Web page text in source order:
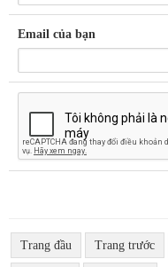
Email của bạn
Trang đầu Trang trước